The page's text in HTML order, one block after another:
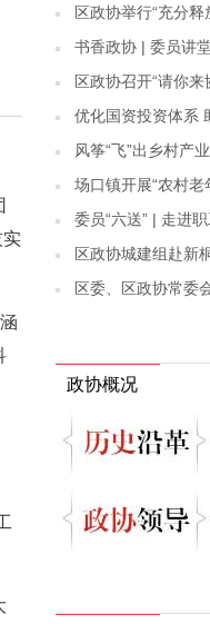
实
区政协举行“充分释
书香政协 | 委员讲
区政协召开“请你来
优化国资投资体系
风筝“飞”出乡村产
场口镇开展“农村老
委员“六送” | 走进
区政协城建组赴新
区委、区政协常委
政协概况